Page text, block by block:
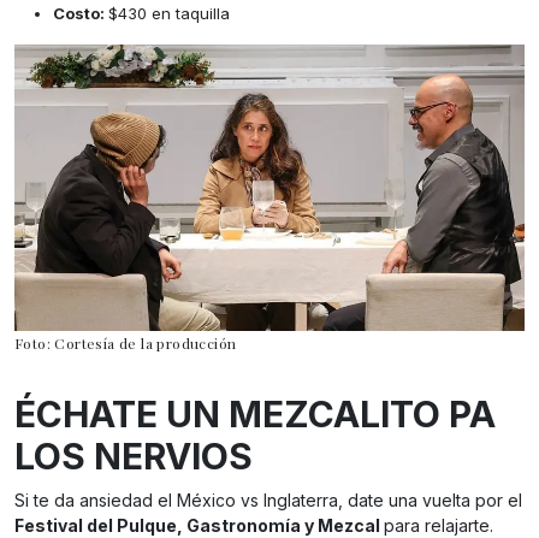
Costo: $430 en taquilla
Foto: Cortesía de la producción
ÉCHATE UN MEZCALITO PA
LOS NERVIOS
Si te da ansiedad el México vs Inglaterra, date una vuelta por el
Festival del Pulque, Gastronomía y Mezcal para relajarte.